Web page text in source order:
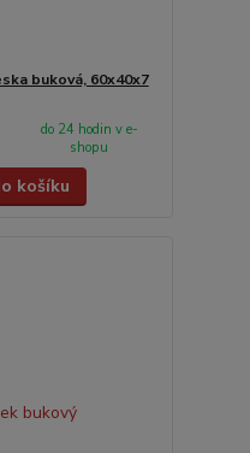
buková, 60x40x7
do 24 hodin v e-
shopu
košíku